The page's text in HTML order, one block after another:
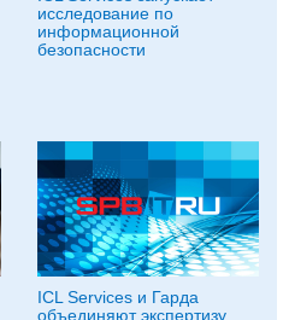
исследование по
информационной
безопасности
ICL Services и Гарда
объединяют экспертизу